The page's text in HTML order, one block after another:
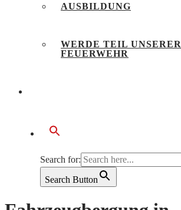
AUSBILDUNG
WERDE TEIL UNSERER
FEUERWEHR
Search for:
Search Button